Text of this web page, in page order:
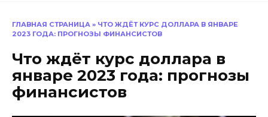
ГЛАВНАЯ СТРАНИЦА » ЧТО ЖДЁТ КУРС ДОЛЛАРА В ЯНВАРЕ
2023 ГОДА: ПРОГНОЗЫ ФИНАНСИСТОВ
Что ждёт курс доллара в
январе 2023 года: прогнозы
финансистов